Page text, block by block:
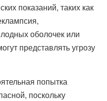
показаний, таких как
оболочек или
представлять угрозу
попытка
поскольку